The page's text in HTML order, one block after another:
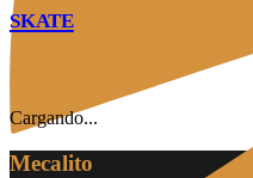
SKATE
Cargando...
Mecalito